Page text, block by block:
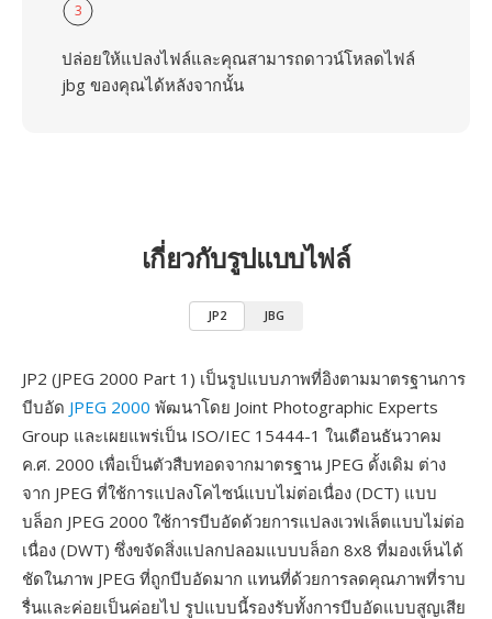
3
ปล่อยให้แปลงไฟล์และคุณสามารถดาวน์โหลดไฟล์
jbg ของคุณได้หลังจากนั้น
เกี่ยวกับรูปแบบไฟล์
JP2 JBG
JP2 (JPEG 2000 Part 1) เป็นรูปแบบภาพที่อิงตามมาตรฐานการ
บีบอัด JPEG 2000 พัฒนาโดย Joint Photographic Experts
Group และเผยแพร่เป็น ISO/IEC 15444-1 ในเดือนธันวาคม
ค.ศ. 2000 เพื่อเป็นตัวสืบทอดจากมาตรฐาน JPEG ดั้งเดิม ต่าง
จาก JPEG ที่ใช้การแปลงโคไซน์แบบไม่ต่อเนื่อง (DCT) แบบ
บล็อก JPEG 2000 ใช้การบีบอัดด้วยการแปลงเวฟเล็ตแบบไม่ต่อ
เนื่อง (DWT) ซึ่งขจัดสิ่งแปลกปลอมแบบบล็อก 8x8 ที่มองเห็นได้
ชัดในภาพ JPEG ที่ถูกบีบอัดมาก แทนที่ด้วยการลดคุณภาพที่ราบ
รื่นและค่อยเป็นค่อยไป รูปแบบนี้รองรับทั้งการบีบอัดแบบสูญเสีย